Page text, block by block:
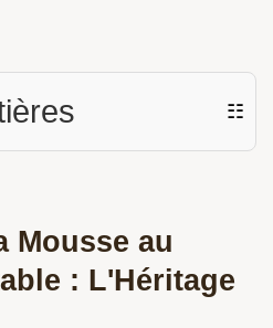
☷
Mousse au
: L'Héritage